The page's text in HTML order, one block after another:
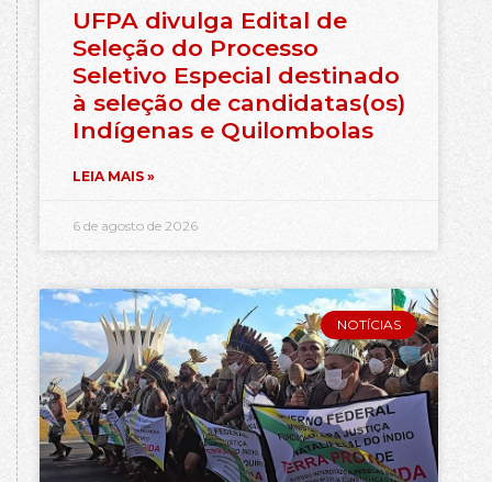
UFPA divulga Edital de
Seleção do Processo
Seletivo Especial destinado
à seleção de candidatas(os)
Indígenas e Quilombolas
LEIA MAIS »
6 de agosto de 2026
NOTÍCIAS